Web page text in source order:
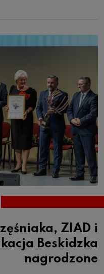
ZIAD i
Beskidzka
nagrodzone